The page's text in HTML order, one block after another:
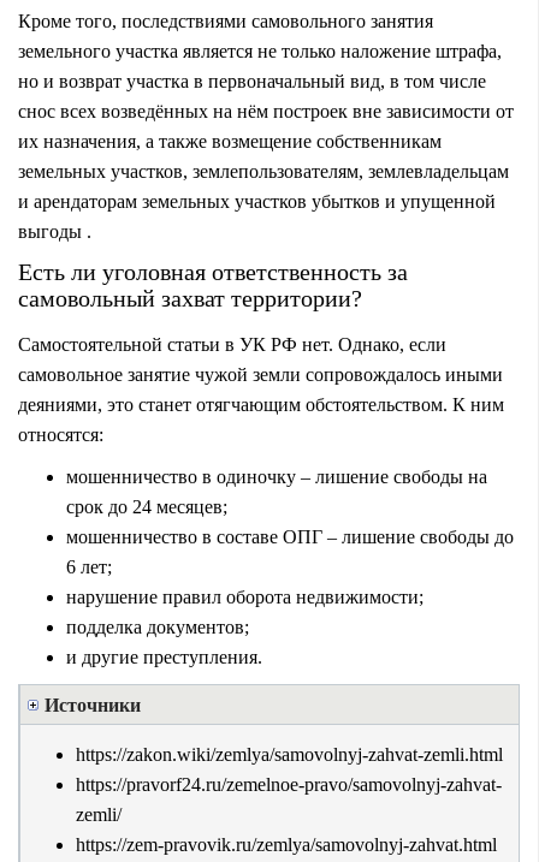
Кроме того, последствиями самовольного занятия
земельного участка является не только наложение штрафа,
но и возврат участка в первоначальный вид, в том числе
снос всех возведённых на нём построек вне зависимости от
их назначения, а также возмещение собственникам
земельных участков, землепользователям, землевладельцам
и арендаторам земельных участков убытков и упущенной
выгоды .
Есть ли уголовная ответственность за
самовольный захват территории?
Самостоятельной статьи в УК РФ нет. Однако, если
самовольное занятие чужой земли сопровождалось иными
деяниями, это станет отягчающим обстоятельством. К ним
относятся:
мошенничество в одиночку – лишение свободы на
срок до 24 месяцев;
мошенничество в составе ОПГ – лишение свободы до
6 лет;
нарушение правил оборота недвижимости;
подделка документов;
и другие преступления.
Источники
https://zakon.wiki/zemlya/samovolnyj-zahvat-zemli.html
https://pravorf24.ru/zemelnoe-pravo/samovolnyj-zahvat-
zemli/
https://zem-pravovik.ru/zemlya/samovolnyj-zahvat.html